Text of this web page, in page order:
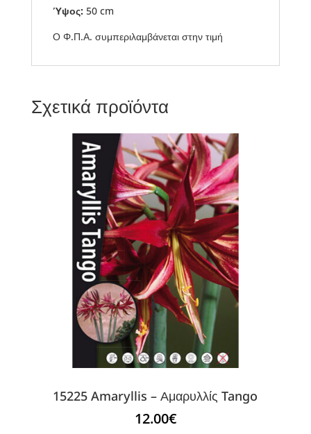
Ύψος: 50 cm
Ο Φ.Π.Α. συμπεριλαμβάνεται στην τιμή
Σχετικά προϊόντα
15225 Amaryllis – Αμαρυλλίς Tango
12.00€